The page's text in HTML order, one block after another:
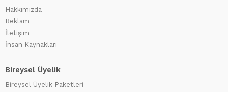
Hakkımızda
Reklam
İletişim
İnsan Kaynakları
Bireysel Üyelik
Bireysel Üyelik Paketleri